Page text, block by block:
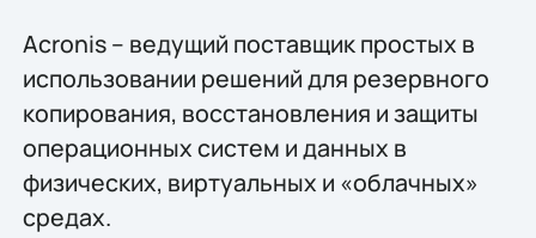
Acronis – ведущий поставщик простых в
использовании решений для резервного
копирования, восстановления и защиты
операционных систем и данных в
физических, виртуальных и «облачных»
средах.